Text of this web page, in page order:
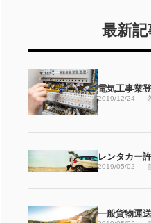
最新記
電気工事業
2019/12/24
レンタカー
2019/05/02
一般貨物運